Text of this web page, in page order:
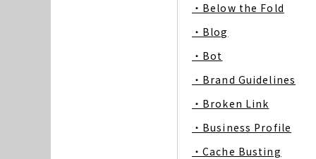
・Below the Fold
・Blog
・Bot
・Brand Guidelines
・Broken Link
・Business Profile
・Cache Busting